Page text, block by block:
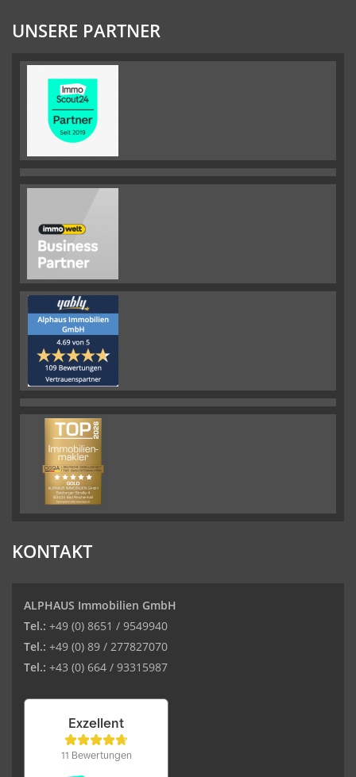
UNSERE PARTNER
KONTAKT
ALPHAUS Immobilien GmbH
Tel.: +49 (0) 8651 / 9549940
Tel.: +49 (0) 89 / 277827070
Tel.: +43 (0) 664 / 93315987